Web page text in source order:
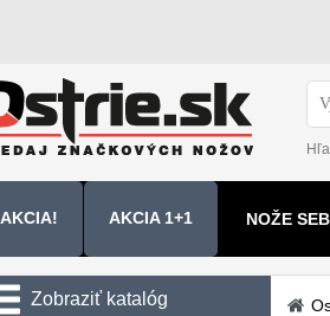
AKCIA! AKCIA 1+1 NOŽE
Zobraziť katalóg